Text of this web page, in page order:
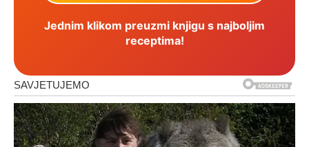
Jednim klikom preuzmi knjigu s najboljim
receptima!